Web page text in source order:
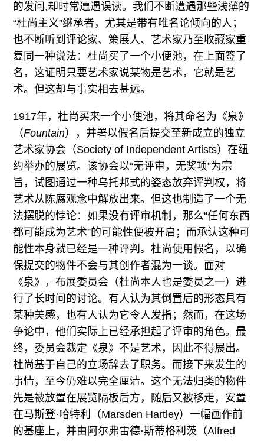
的发问,却时常遭遇误读。我们不断遭遇那些浅薄的
“杜尚主义”继承者，尤其是带有唯名论倾向的人；
也不断听到评论家、策展人、艺术家乃至收藏家重
复同一种说法：杜尚买了一个小便池，在上面签了
名，这证明只要艺术家说某物是艺术，它就是艺
术。但这却与事实相去甚远。
1917年，杜尚买来一个小便池，将其命名为《泉》
（Fountain），并署以假名后提交至新成立的独立
艺术家协会（Society of Independent Artists）在纽
约举办的展览。该协会以“无评审，无奖项”为宗
旨，试图通过一种乌托邦式的姿态放弃评判权，将
艺术从陈腐观念中解放出来。但这也制造了一个无
法摆脱的悖论：如果没有评审机制，那么“任何东西
都可能成为艺术”的可能性便被开启；而承认这种可
能性本身就已经是一种评判。杜尚使用假名，以确
保提交的物件不会与其创作者混为一谈。面对
《泉》，布展委员会（杜尚本人也是委员之一）进
行了长时间的讨论。有人认为其倒置后的形态具有
某种美感，也有人认为它令人发指；然而，在这场
争论中，他们实际上已经承担起了评审的角色。最
终，委员会裁定《泉》不是艺术，因此不得展出。
杜尚基于自己的立场辞去了职务。而接下来发生的
事情，至今仍难以完全厘清。这个无法归类的物件
先是被放置在展览隔板后方，随后又被移走，安置
在马斯登·哈特利（Marsden Hartley）一幅画作前
的基座上，并由阿尔弗雷德·斯蒂格利茨（Alfred